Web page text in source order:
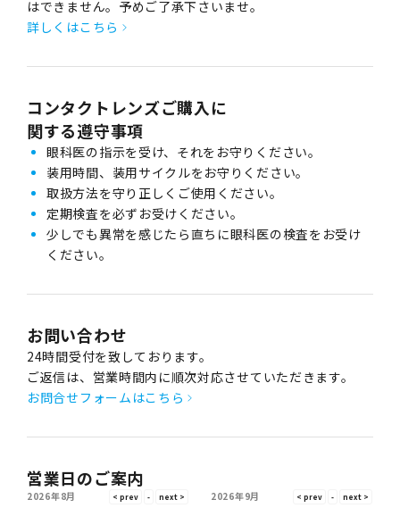
はできません。予めご了承下さいませ。
詳しくはこちら
コンタクトレンズご購入に
関する遵守事項
眼科医の指示を受け、それをお守りください。
装用時間、装用サイクルをお守りください。
取扱方法を守り正しくご使用ください。
定期検査を必ずお受けください。
少しでも異常を感じたら直ちに眼科医の検査をお受け
ください。
お問い合わせ
24時間受付を致しております。
ご返信は、営業時間内に順次対応させていただきます。
お問合せフォームはこちら
営業日のご案内
2026年8月
2026年9月